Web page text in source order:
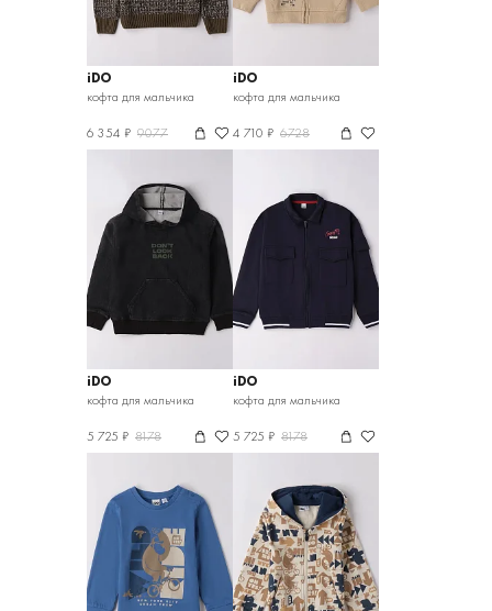
iDO
кофта для мальчика
6 354 ₽ 9077
iDO
кофта для мальчика
4 710 ₽ 6728
iDO
кофта для мальчика
5 725 ₽ 8178
iDO
кофта для мальчика
5 725 ₽ 8178